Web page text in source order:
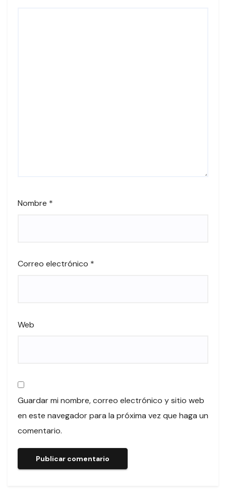
Nombre *
Correo electrónico *
Web
Guardar mi nombre, correo electrónico y sitio web
en este navegador para la próxima vez que haga un
comentario.